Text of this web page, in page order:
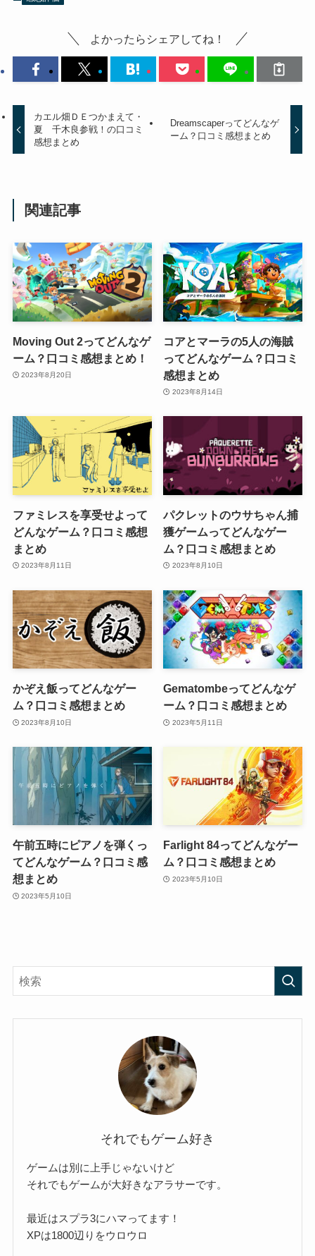
よかったらシェアしてね！
カエル畑ＤＥつかまえて・
夏 千木良参戦！の口コミ
感想まとめ
Dreamscaperってどんなゲ
ーム？口コミ感想まとめ
関連記事
Moving Out 2ってどんなゲ
ーム？口コミ感想まとめ！
2023年8月20日
コアとマーラの5人の海賊
ってどんなゲーム？口コミ
感想まとめ
2023年8月14日
ファミレスを享受せよって
どんなゲーム？口コミ感想
まとめ
2023年8月11日
パクレットのウサちゃん捕
獲ゲームってどんなゲー
ム？口コミ感想まとめ
2023年8月10日
かぞえ飯ってどんなゲー
ム？口コミ感想まとめ
2023年8月10日
Gematombeってどんなゲ
ーム？口コミ感想まとめ
2023年5月11日
午前五時にピアノを弾くっ
てどんなゲーム？口コミ感
想まとめ
2023年5月10日
Farlight 84ってどんなゲー
ム？口コミ感想まとめ
2023年5月10日
それでもゲーム好き
ゲームは別に上手じゃないけど
それでもゲームが大好きなアラサーです。
最近はスプラ3にハマってます！
XPは1800辺りをウロウロ